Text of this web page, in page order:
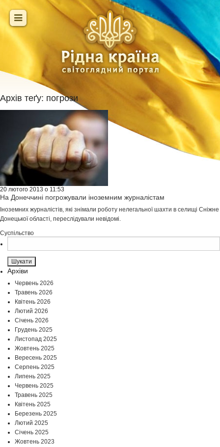
Архів теґу: погрози
20 лютого 2013 о 11:53
На Донеччині погрожували іноземним журналістам
Іноземних журналістів, які знімали роботу нелегальної шахти в селищі Сніжне
Донецької області, переслідували невідомі.
Суспільство
Архіви
Червень 2026
Травень 2026
Квітень 2026
Лютий 2026
Січень 2026
Грудень 2025
Листопад 2025
Жовтень 2025
Вересень 2025
Серпень 2025
Липень 2025
Червень 2025
Травень 2025
Квітень 2025
Березень 2025
Лютий 2025
Січень 2025
Жовтень 2023